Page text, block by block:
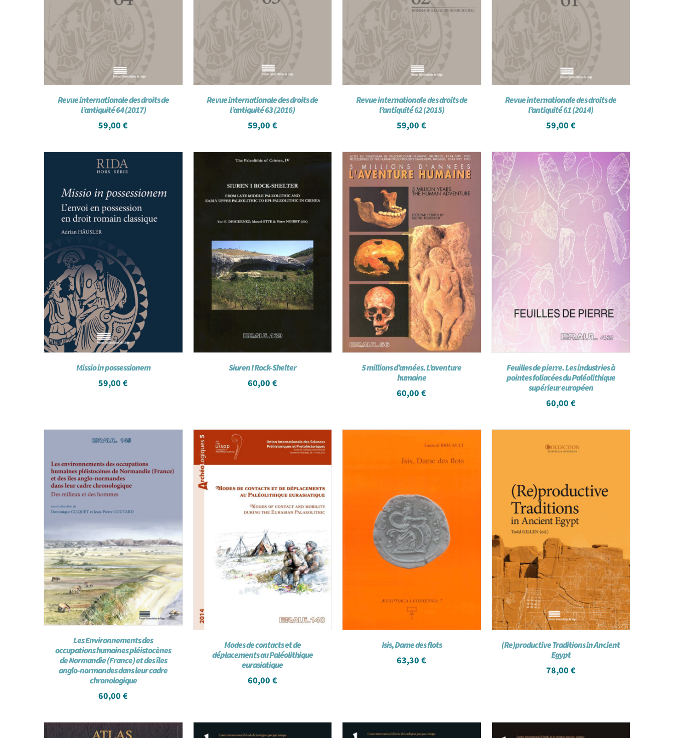
Revue internationale des droits de
l’antiquité 64 (2017)
59,00€
Revue internationale des droits de
l’antiquité 63 (2016)
59,00 €
Revue internationale des droits de
l’antiquité 62 (2015)
59,00€
Revue internationale des droits de
l’antiquité 61 (2014)
59,00 €
Missio in possessionem
59,00€
Siuren I Rock-Shelter
60,00 €
5 millions d’années. L’aventure
humaine
60,00€
Feuilles de pierre. Les industries à
pointes foliacées du Paléolithique
supérieur européen
60,00 €
Les Environnements des
occupations humaines pléistocènes
de Normandie (France) et des îles
anglo-normandes dans leur cadre
chronologique
60,00€
Modes de contacts et de
déplacements au Paléolithique
eurasiatique
60,00 €
Isis, Dame des flots
63,30€
(Re)productive Traditions in Ancient
Egypt
78,00 €